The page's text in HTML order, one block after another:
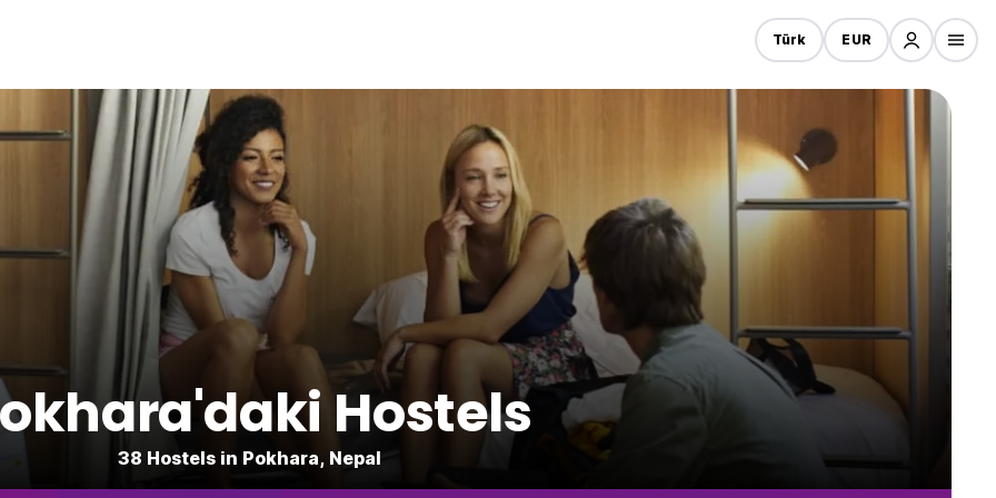
Türk EUR
Hostels
38 Hostels in Pokhara, Nepal